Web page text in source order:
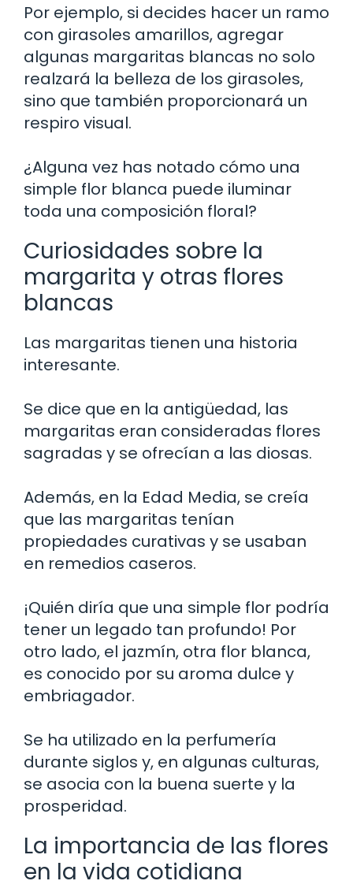
Por ejemplo, si decides hacer un ramo
con girasoles amarillos, agregar
algunas margaritas blancas no solo
realzará la belleza de los girasoles,
sino que también proporcionará un
respiro visual.
¿Alguna vez has notado cómo una
simple flor blanca puede iluminar
toda una composición floral?
Curiosidades sobre la
margarita y otras flores
blancas
Las margaritas tienen una historia
interesante.
Se dice que en la antigüedad, las
margaritas eran consideradas flores
sagradas y se ofrecían a las diosas.
Además, en la Edad Media, se creía
que las margaritas tenían
propiedades curativas y se usaban
en remedios caseros.
¡Quién diría que una simple flor podría
tener un legado tan profundo! Por
otro lado, el jazmín, otra flor blanca,
es conocido por su aroma dulce y
embriagador.
Se ha utilizado en la perfumería
durante siglos y, en algunas culturas,
se asocia con la buena suerte y la
prosperidad.
La importancia de las flores
en la vida cotidiana